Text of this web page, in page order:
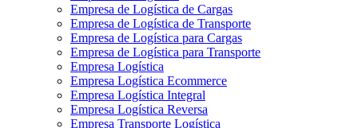
Empresa de Logística de Cargas
Empresa de Logística de Transporte
Empresa de Logística para Cargas
Empresa de Logística para Transporte
Empresa Logística
Empresa Logística Ecommerce
Empresa Logística Integral
Empresa Logística Reversa
Empresa Transporte Logística